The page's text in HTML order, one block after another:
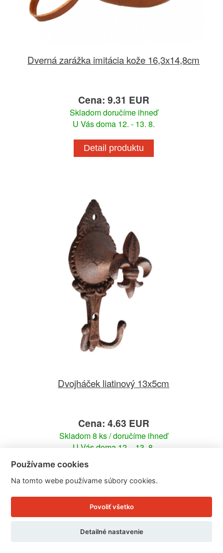
Dverná zarážka imitácia kože 16,3x14,8cm
Cena: 9.31 EUR
Skladom doručíme ihneď
U Vás doma 12. - 13. 8.
Detail produktu
Dvojháček liatinový 13x5cm
Cena: 4.63 EUR
Skladom 8 ks / doručíme ihneď
U Vás doma 12. - 13. 8.
Používame cookies
Na tomto webe používame súbory cookies.
Povoliť všetko
Detailné nastavenie